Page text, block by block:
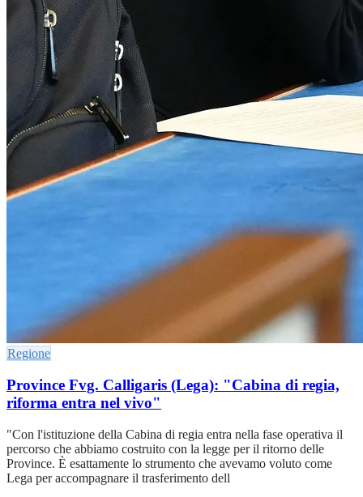
Regione
Province Fvg. Calligaris (Lega): "Cabina di regia,
riforma entra nel vivo"
"Con l'istituzione della Cabina di regia entra nella fase operativa il
percorso che abbiamo costruito con la legge per il ritorno delle
Province. È esattamente lo strumento che avevamo voluto come
Lega per accompagnare il trasferimento dell